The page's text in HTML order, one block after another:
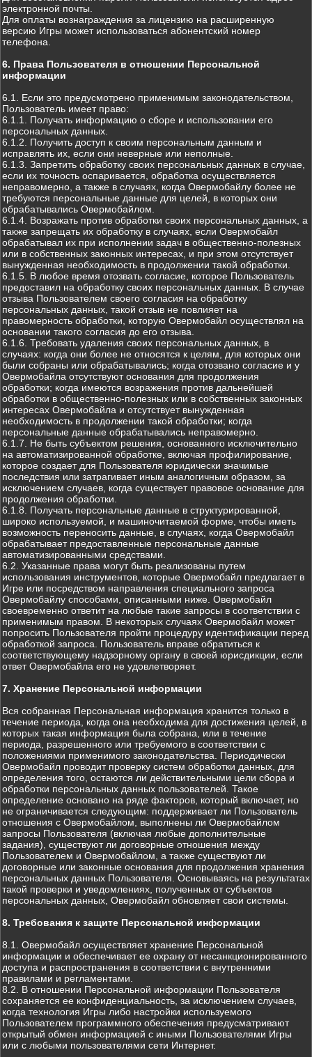
электронной почты.
Для оплаты вознаграждения за лицензию на расширенную
версию Игры может использоваться абонентский номер
телефона.
6. Права Пользователя в отношении Персональной
информации
6.1. Если это предусмотрено применимым законодательством,
Пользователь имеет право:
6.1.1. Получать информацию о сборе и использовании его
персональных данных.
6.1.2. Получить доступ к своим персональным данным и
исправлять их, если они неверные или неполные.
6.1.3. Запретить обработку своих персональных данных в случае,
если их точность оспаривается, обработка осуществляется
неправомерно, а также в случаях, когда Овермобайлу более не
требуются персональные данные для целей, в которых они
обрабатывались Овермобайлом.
6.1.4. Возражать против обработки своих персональных данных, а
также запрещать их обработку в случаях, если Овермобайл
обрабатывал их при исполнении задач в общественно-полезных
или в собственных законных интересах, и при этом отсутствует
вынужденная необходимость в продолжении такой обработки.
6.1.5. В любое время отозвать согласие, которое Пользователь
предоставил на обработку своих персональных данных. В случае
отзыва Пользователем своего согласия на обработку
персональных данных, такой отзыв не повлияет на
правомерность обработки, которую Овермобайл осуществлял на
основании такого согласия до его отзыва.
6.1.6. Требовать удаления своих персональных данных, в
случаях: когда они более не относятся к целям, для которых они
были собраны или обрабатывались; когда отозвано согласие и у
Овермобайла отсутствуют основания для продолжения
обработки; когда имеются возражения против дальнейшей
обработки в общественно-полезных или в собственных законных
интересах Овермобайла и отсутствует вынужденная
необходимость в продолжении такой обработки; когда
персональные данные обрабатывались неправомерно.
6.1.7. Не быть субъектом решения, основанного исключительно
на автоматизированной обработке, включая профилирование,
которое создает для Пользователя юридически значимые
последствия или затрагивает иным аналогичным образом, за
исключением случаев, когда существует правовое основание для
продолжения обработки.
6.1.8. Получать персональные данные в структурированной,
широко используемой, и машиночитаемой форме, чтобы иметь
возможность переносить данные, в случаях, когда Овермобайл
обрабатывает предоставленные персональные данные
автоматизированными средствами.
6.2. Указанные права могут быть реализованы путем
использования инструментов, которые Овермобайл предлагает в
Игре или посредством направления специального запроса
Овермобайлу способами, описанными ниже. Овермобайл
своевременно ответит на любые такие запросы в соответствии с
применимым правом. В некоторых случаях Овермобайл может
попросить Пользователя пройти процедуру идентификации перед
обработкой запроса. Пользователь вправе обратиться к
соответствующему надзорному органу в своей юрисдикции, если
ответ Овермобайла его не удовлетворяет.
7. Хранение Персональной информации
Вся собранная Персональная информация хранится только в
течение периода, когда она необходима для достижения целей, в
которых такая информация была собрана, или в течение
периода, разрешенного или требуемого в соответствии с
положениями применимого законодательства. Периодически
Овермобайл проводит проверку систем обработки данных, для
определения того, остаются ли действительными цели сбора и
обработки персональных данных пользователей. Такое
определение основано на ряде факторов, который включает, но
не ограничивается следующим: поддерживает ли Пользователь
отношения с Овермобайлом, выполнены ли Овермобайлом
запросы Пользователя (включая любые дополнительные
задания), существуют ли договорные отношения между
Пользователем и Овермобайлом, а также существуют ли
договорные или законные основания для продолжения хранения
персональных данных Пользователя. Основываясь на результатах
такой проверки и уведомлениях, полученных от субъектов
персональных данных, Овермобайл обновляет свои системы.
8. Требования к защите Персональной информации
8.1. Овермобайл осуществляет хранение Персональной
информации и обеспечивает ее охрану от несанкционированного
доступа и распространения в соответствии с внутренними
правилами и регламентами.
8.2. В отношении Персональной информации Пользователя
сохраняется ее конфиденциальность, за исключением случаев,
когда технология Игры либо настройки используемого
Пользователем программного обеспечения предусматривают
открытый обмен информацией с иными Пользователями Игры
или с любыми пользователями сети Интернет.